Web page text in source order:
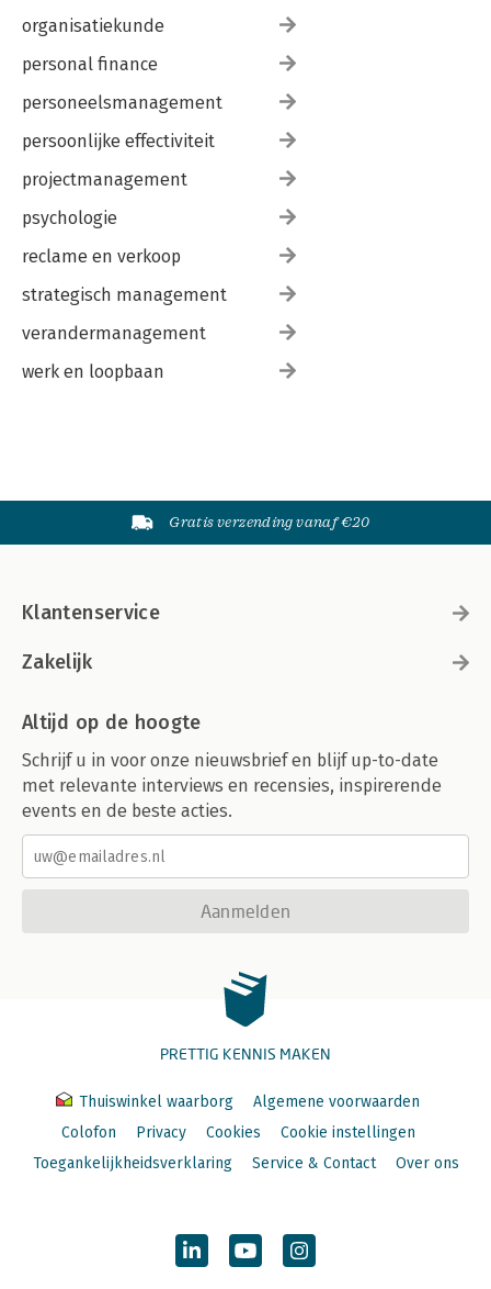
organisatiekunde
personal finance
personeelsmanagement
persoonlijke effectiviteit
projectmanagement
psychologie
reclame en verkoop
strategisch management
verandermanagement
werk en loopbaan
Gratis verzending vanaf €20
Klantenservice
Zakelijk
Altijd op de hoogte
Schrijf u in voor onze nieuwsbrief en blijf up-to-date
met relevante interviews en recensies, inspirerende
events en de beste acties.
Aanmelden
PRETTIG KENNIS MAKEN
Thuiswinkel waarborg
Algemene voorwaarden
Colofon
Privacy Cookies
Cookie instellingen
Toegankelijkheidsverklaring
Service & Contact Over ons